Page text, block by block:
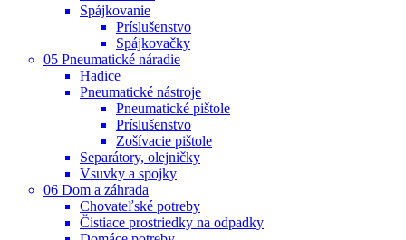
Spájkovanie
Príslušenstvo
Spájkovačky
05 Pneumatické náradie
Hadice
Pneumatické nástroje
Pneumatické pištole
Príslušenstvo
Zošívacie pištole
Separátory, olejničky
Vsuvky a spojky
06 Dom a záhrada
Chovateľské potreby
Čistiace prostriedky na odpadky